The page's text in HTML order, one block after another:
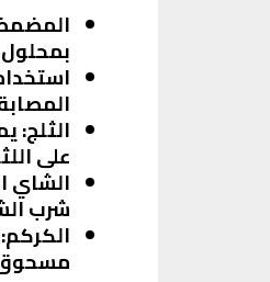
الثلج:
على
الشاي
شرب
الكركم
مسحوق